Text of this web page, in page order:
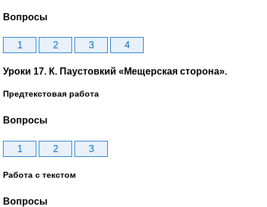
Вопросы
1 2 3 4
Уроки 17. К. Паустовкий «Мещерская сторона».
Предтекстовая работа
Вопросы
1 2 3
Работа с текстом
Вопросы